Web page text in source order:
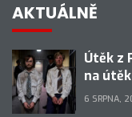
AKTUÁLNĚ
Útěk z
na
6 SRPNA,